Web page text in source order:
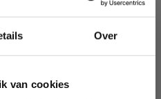
Over
van cookies